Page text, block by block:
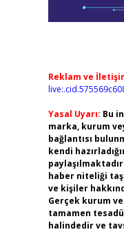
Reklam ve
Yasal Uyarı: Bu
marka, kurum
bağlantısı
kendi
haber niteliği
ve kişiler
Gerçek kurum
tamamen
halindedir ve